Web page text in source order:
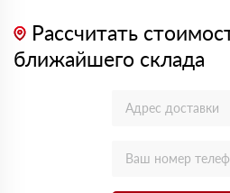
Рассчитать
ближайшего склада